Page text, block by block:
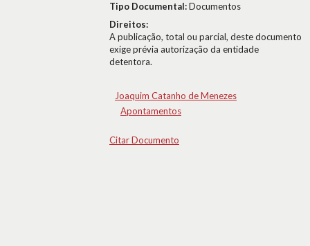
Tipo Documental:Documentos
Direitos:
A publicação, total ou parcial, deste documento
exige prévia autorização da entidade
detentora.
Joaquim Catanho de Menezes
Apontamentos
Citar Documento